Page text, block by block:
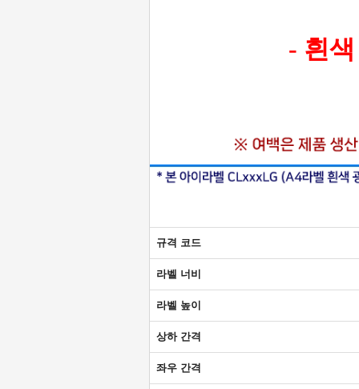
- 흰
규격 코드
라벨 너비
라벨 높이
상하 간격
좌우 간격